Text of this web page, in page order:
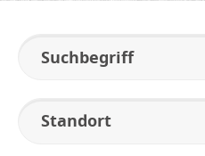
Standort